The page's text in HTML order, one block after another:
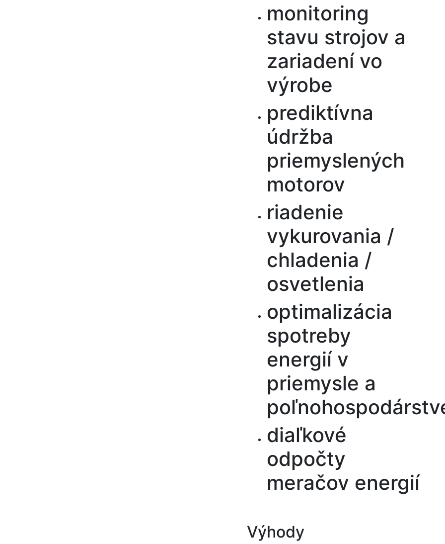
monitoring
stavu strojov a
zariadení vo
výrobe
prediktívna
údržba
priemyslených
motorov
riadenie
vykurovania /
chladenia /
osvetlenia
optimalizácia
spotreby
energií v
priemysle a
diaľkové
odpočty
meračov energií
Výhody